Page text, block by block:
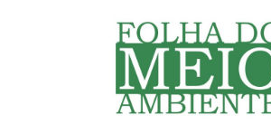
Folha do Meio Ambiente